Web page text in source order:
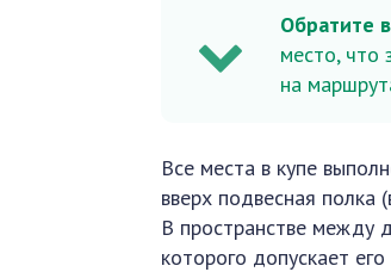
Обратите
место, что
на
Все места в купе
вверх подвесная полка
В пространстве между
которого допускает